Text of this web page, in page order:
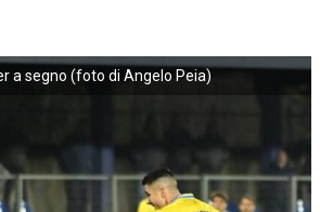
ACCEDI
a segno (foto di Angelo Peia)